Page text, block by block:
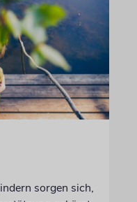
sorgen sich,